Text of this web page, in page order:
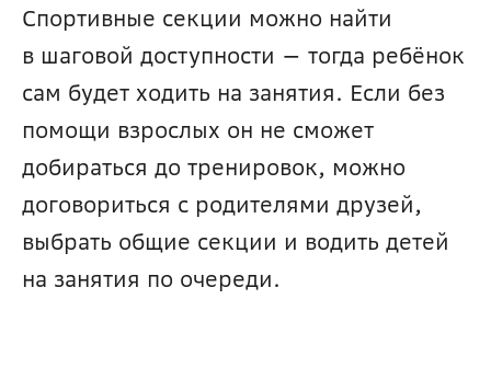
Спортивные секции можно найти
в шаговой доступности — тогда ребёнок
сам будет ходить на занятия. Если без
помощи взрослых он не сможет
добираться до тренировок, можно
договориться с родителями друзей,
выбрать общие секции и водить детей
на занятия по очереди.